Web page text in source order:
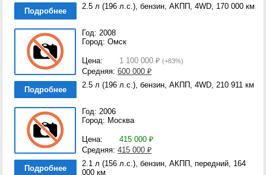
Подробнее
2.5 л (196 л.с.), бензин, АКПП, 4WD, 170 000 км
Год: 2008
Город: Омск
Цена: 1 100 000 ₽ (+83%)
Средняя: 600 000 ₽
Подробнее
2.5 л (196 л.с.), бензин, АКПП, 4WD, 210 911 км
Год: 2006
Город: Москва
Цена: 415 000 ₽
Средняя: 415 000 ₽
Подробнее
2.1 л (156 л.с.), бензин, АКПП, передний, 164
000 км